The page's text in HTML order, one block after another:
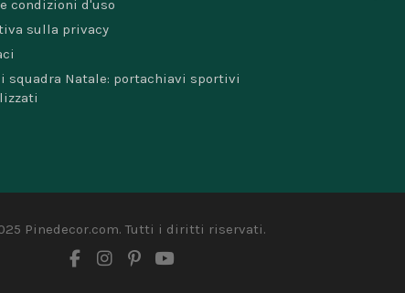
condizioni d'uso
sulla privacy
squadra Natale: portachiavi sportivi
Pinedecor.com. Tutti i diritti riservati.